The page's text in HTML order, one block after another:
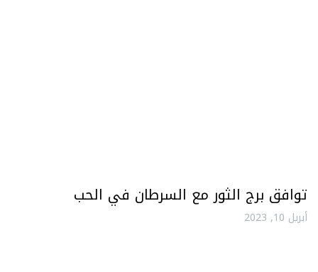
توافق برج الثور مع السرطان في الحب
أبريل 10, 2023